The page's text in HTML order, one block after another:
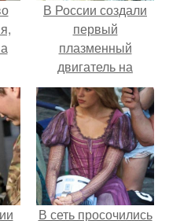
В России создали
первый
плазменный
двигатель на
криптоне.
В сеть просочились